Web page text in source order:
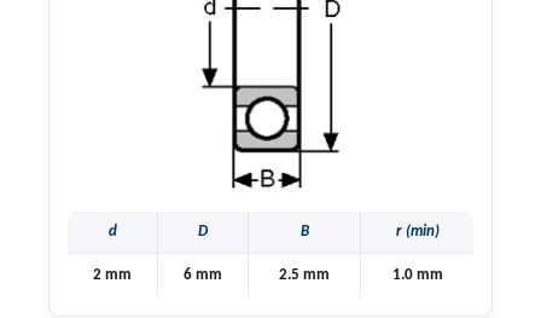
d D B r (min)
2 mm 6 mm 2.5 mm 1.0 mm